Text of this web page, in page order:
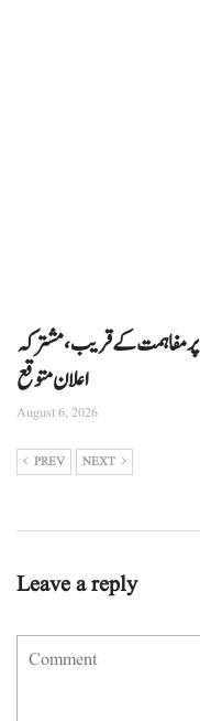
پر مفاہمت کے قریب، مشترکہ
اعلان متوقع
August 6, 2026
PREV NEXT
Leave a reply